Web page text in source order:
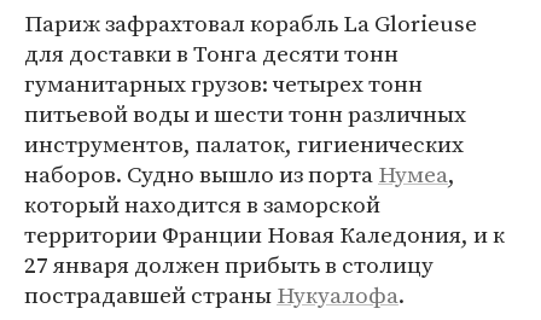
Париж зафрахтовал корабль La Glorieuse
для доставки в Тонга десяти тонн
гуманитарных грузов: четырех тонн
питьевой воды и шести тонн различных
инструментов, палаток, гигиенических
наборов. Судно вышло из портаНумеа,
который находится в заморской
территории Франции Новая Каледония, и к
27 января должен прибыть в столицу
пострадавшей страныНукуалофа.